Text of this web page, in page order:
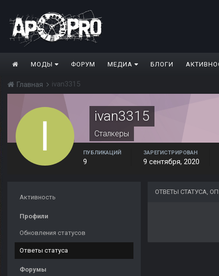
МОДЫ ФОРУМ МЕДИА БЛОГИ
Главная ivan3315
ivan3315
Сталкеры
ПУБЛИКАЦИЙ
9
ЗАРЕГИСТРИРОВАН
9 сентября, 2020
Активность
Профили
Обновления статусов
Ответы статуса
Форумы
ОТВЕТЫ СТАТУСА,